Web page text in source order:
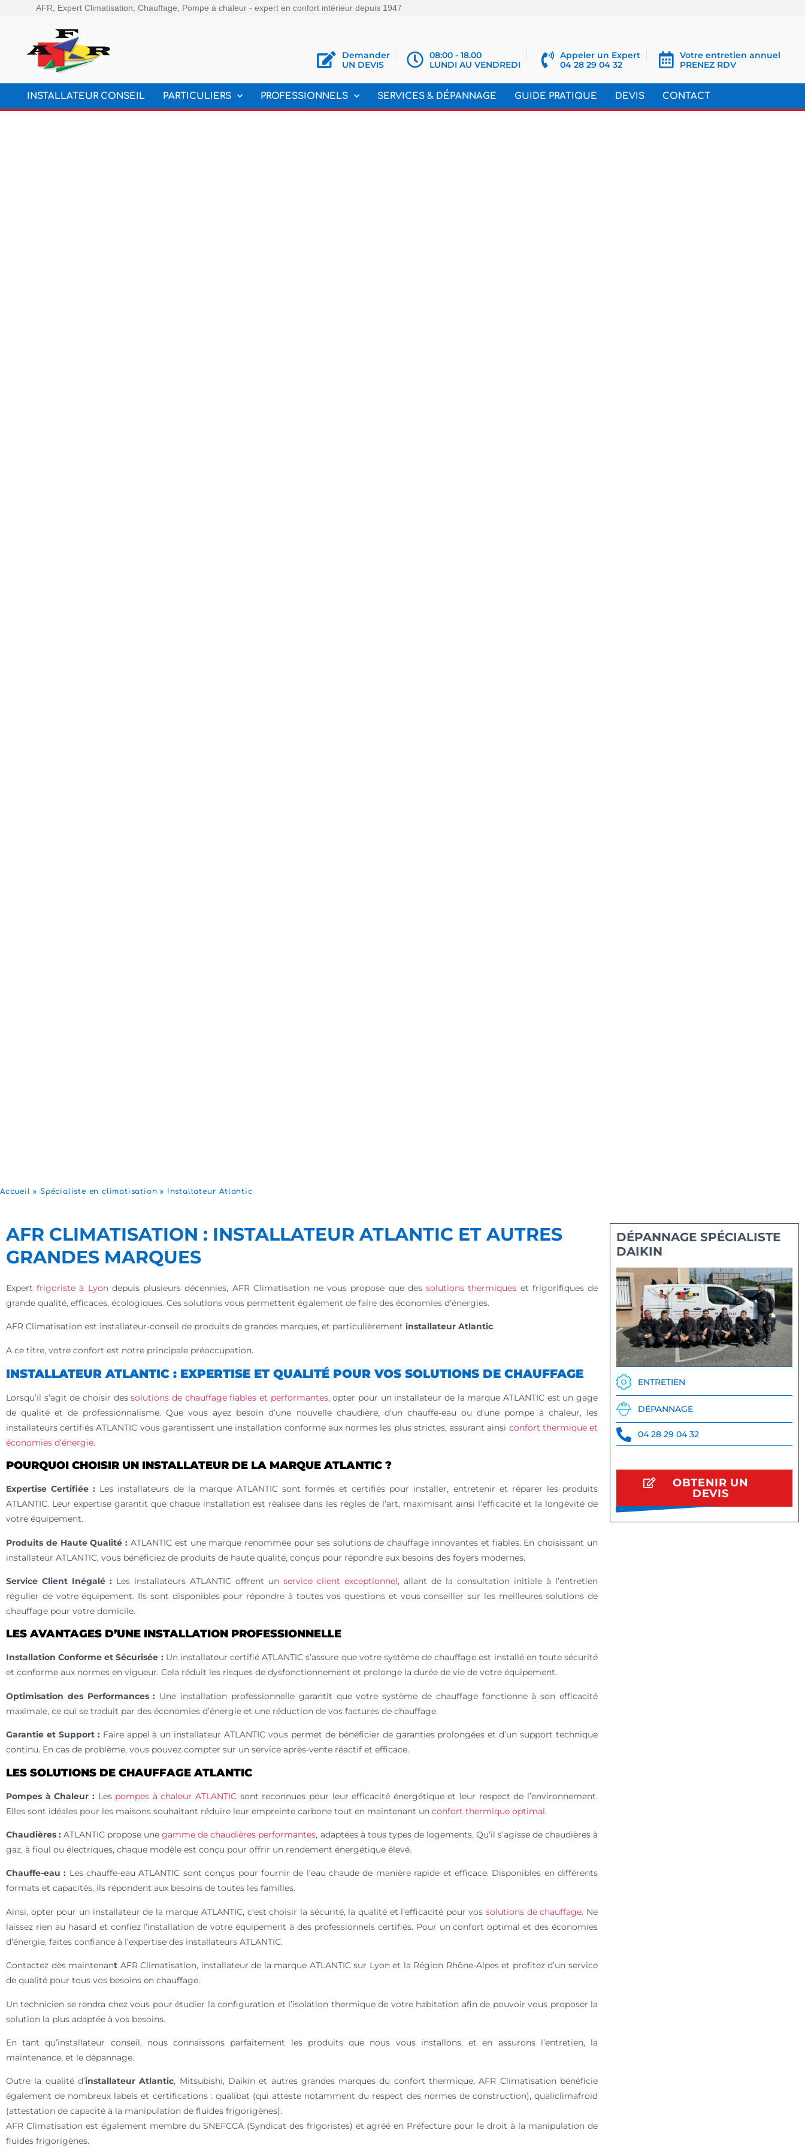
AFR, Expert Climatisation, Chauffage, Pompe à chaleur - expert en confort intérieur depuis 1947
Demander
UN DEVIS
08:00 - 18.00
LUNDI AU VENDREDI
Appeler un Expert
04 28 29 04 32
Votre entretien annuel
PRENEZ RDV
INSTALLATEUR CONSEIL PARTICULIERS PROFESSIONNELS SERVICES & DÉPANNAGE GUIDE PRATIQUE DEVIS CONTACT
Accueil »Spécialiste en climatisation » Installateur Atlantic
AFR CLIMATISATION : INSTALLATEUR ATLANTIC ET AUTRES
GRANDES MARQUES
Expertfrigoriste à Lyondepuis plusieurs décennies, AFR Climatisation ne vous propose que dessolutions thermiques et frigorifiques de
grande qualité, efficaces, écologiques. Ces solutions vous permettent également de faire des économies d’énergies.
AFR Climatisation est installateur-conseil de produits de grandes marques, et particulièrement installateur Atlantic.
A ce titre, votre confort est notre principale préoccupation.
INSTALLATEUR ATLANTIC : EXPERTISE ET QUALITÉ POUR VOS SOLUTIONS DE CHAUFFAGE
Lorsqu’il s’agit de choisir dessolutions de chauffage fiables et performantes, opter pour un installateur de la marque ATLANTIC est un gage
de qualité et de professionnalisme. Que vous ayez besoin d’une nouvelle chaudière, d’un chauffe-eau ou d’une pompe à chaleur, les
installateurs certifiés ATLANTIC vous garantissent une installation conforme aux normes les plus strictes, assurant ainsi confort thermique et
économies d’énergie.
POURQUOI CHOISIR UN INSTALLATEUR DE LA MARQUE ATLANTIC ?
Expertise Certifiée : Les installateurs de la marque ATLANTIC sont formés et certifiés pour installer, entretenir et réparer les produits
ATLANTIC. Leur expertise garantit que chaque installation est réalisée dans les règles de l’art, maximisant ainsi l’efficacité et la longévité de
votre équipement.
Produits de Haute Qualité : ATLANTIC est une marque renommée pour ses solutions de chauffage innovantes et fiables. En choisissant un
installateur ATLANTIC, vous bénéficiez de produits de haute qualité, conçus pour répondre aux besoins des foyers modernes.
Service Client Inégalé : Les installateurs ATLANTIC offrent un service client exceptionnel, allant de la consultation initiale à l’entretien
régulier de votre équipement. Ils sont disponibles pour répondre à toutes vos questions et vous conseiller sur les meilleures solutions de
chauffage pour votre domicile.
LES AVANTAGES D’UNE INSTALLATION PROFESSIONNELLE
Installation Conforme et Sécurisée :Un installateur certifié ATLANTIC s’assure que votre système de chauffage est installé en toute sécurité
et conforme aux normes en vigueur. Cela réduit les risques de dysfonctionnement et prolonge la durée de vie de votre équipement.
Optimisation des Performances : Une installation professionnelle garantit que votre système de chauffage fonctionne à son efficacité
maximale, ce qui se traduit par des économies d’énergie et une réduction de vos factures de chauffage.
Garantie et Support :Faire appel à un installateur ATLANTIC vous permet de bénéficier de garanties prolongées et d’un support technique
continu. En cas de problème, vous pouvez compter sur un service après-vente réactif et efficace.
LES SOLUTIONS DE CHAUFFAGE ATLANTIC
Pompes à Chaleur :Les pompes à chaleur ATLANTIC sont reconnues pour leur efficacité énergétique et leur respect de l’environnement.
Elles sont idéales pour les maisons souhaitant réduire leur empreinte carbone tout en maintenant un confort thermique optimal.
Chaudières : ATLANTIC propose unegamme de chaudières performantes, adaptées à tous types de logements. Qu’il s’agisse de chaudières à
gaz, à fioul ou électriques, chaque modèle est conçu pour offrir un rendement énergétique élevé.
Chauffe-eau : Les chauffe-eau ATLANTIC sont conçus pour fournir de l’eau chaude de manière rapide et efficace. Disponibles en différents
formats et capacités, ils répondent aux besoins de toutes les familles.
Ainsi, opter pour un installateur de la marque ATLANTIC, c’est choisir la sécurité, la qualité et l’efficacité pour vossolutions de chauffage. Ne
laissez rien au hasard et confiez l’installation de votre équipement à des professionnels certifiés. Pour un confort optimal et des économies
d’énergie, faites confiance à l’expertise des installateurs ATLANTIC.
Contactez dès maintenant AFR Climatisation, installateur de la marque ATLANTIC sur Lyon et la Région Rhône-Alpes et profitez d’un service
de qualité pour tous vos besoins en chauffage.
Un technicien se rendra chez vous pour étudier la configuration et l’isolation thermique de votre habitation afin de pouvoir vous proposer la
solution la plus adaptée à vos besoins.
En tant qu’installateur conseil, nous connaissons parfaitement les produits que nous vous installons, et en assurons l’entretien, la
maintenance, et le dépannage.
Outre la qualité d’installateur Atlantic, Mitsubishi, Daikin et autres grandes marques du confort thermique, AFR Climatisation bénéficie
également de nombreux labels et certifications : qualibat (qui atteste notamment du respect des normes de construction), qualiclimafroid
(attestation de capacité à la manipulation de fluides frigorigènes).
AFR Climatisation est également membre du SNEFCCA (Syndicat des frigoristes) et agréé en Préfecture pour le droit à la manipulation de
fluides frigorigènes.
DÉPANNAGE SPÉCIALISTE
DAIKIN
ENTRETIEN
DÉPANNAGE
04 28 29 04 32
OBTENIR UN
DEVIS